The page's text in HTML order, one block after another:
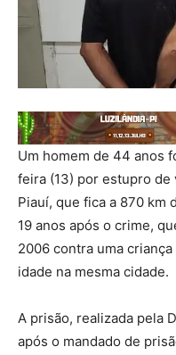
Um homem de 44 anos
feira (13) por estupro de
Piauí, que fica a 870 km
19 anos após o crime,
2006 contra uma
idade na mesma cidade.
A prisão, realizada pela
após o mandado de